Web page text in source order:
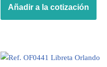
Añadir a la cotización